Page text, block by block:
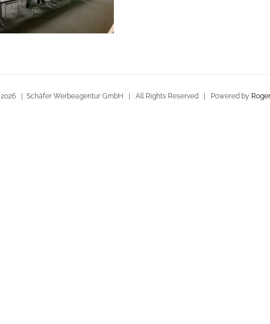
2026 | Schäfer Werbeagentur GmbH | All Rights Reserved | Powered by